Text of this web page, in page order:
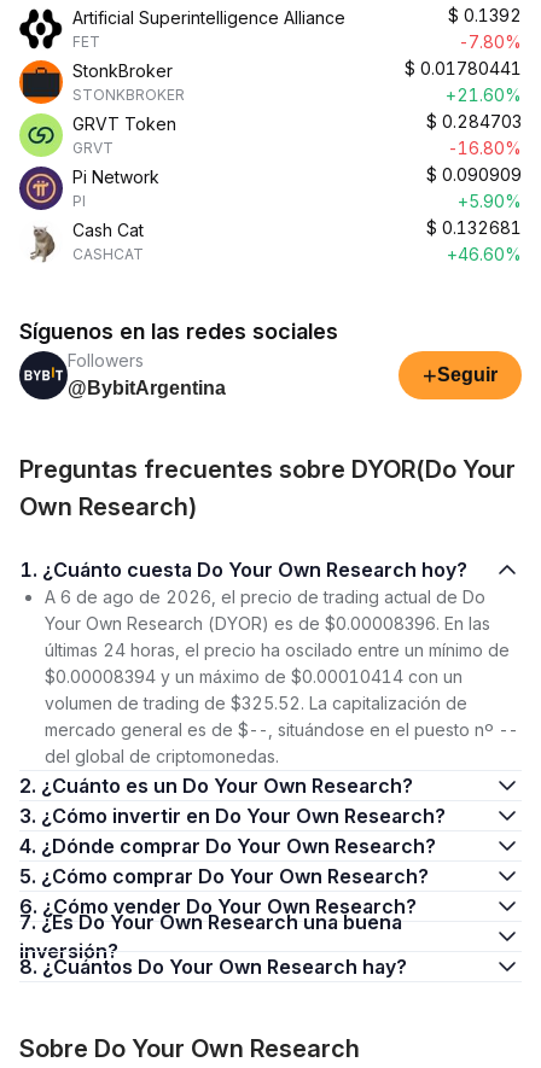
Artificial Superintelligence Alliance
FET
$ 0.1392
-7.80%
StonkBroker
STONKBROKER
$ 0.01780441
+21.60%
GRVT Token
GRVT
$ 0.284703
-16.80%
Pi Network
PI
$ 0.090909
+5.90%
Cash Cat
CASHCAT
$ 0.132681
+46.60%
Síguenos en las redes sociales
Followers
@BybitArgentina
+Seguir
Preguntas frecuentes sobre DYOR(Do Your
Own Research)
1. ¿Cuánto cuesta Do Your Own Research hoy?
A 6 de ago de 2026, el precio de trading actual de Do
Your Own Research (DYOR) es de $0.00008396. En las
últimas 24 horas, el precio ha oscilado entre un mínimo de
$0.00008394 y un máximo de $0.00010414 con un
volumen de trading de $325.52. La capitalización de
mercado general es de $--, situándose en el puesto nº --
del global de criptomonedas.
2. ¿Cuánto es un Do Your Own Research?
3. ¿Cómo invertir en Do Your Own Research?
4. ¿Dónde comprar Do Your Own Research?
5. ¿Cómo comprar Do Your Own Research?
6. ¿Cómo vender Do Your Own Research?
7. ¿Es Do Your Own Research una buena
inversión?
8. ¿Cuántos Do Your Own Research hay?
Sobre Do Your Own Research